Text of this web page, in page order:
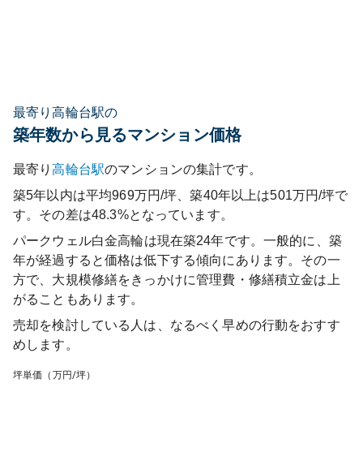
最寄り高輪台駅の
築年数から見るマンション価格
最寄り高輪台駅のマンションの集計です。
築5年以内は平均969万円/坪、築40年以上は501万円/坪で
す。その差は48.3%となっています。
パークウェル白金高輪は現在築24年です。一般的に、築
年が経過すると価格は低下する傾向にあります。その一
方で、大規模修繕をきっかけに管理費・修繕積立金は上
がることもあります。
売却を検討している人は、なるべく早めの行動をおすす
めします。
坪単価（万円/坪）